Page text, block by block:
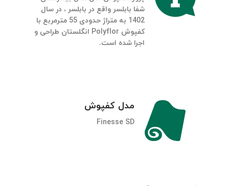
شفا بابلسر واقع در بابلسر ، در سال
1402 به متراژ حدودی 55 مترمربع با
کفپوش Polyflor انگلستان طراحی و
اجرا شده است.
مدل کفپوش
Finesse SD